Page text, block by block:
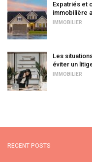
Expatriés et
immobilière
IMMOBILIER
Les
éviter un
IMMOBILIER
RECENT POSTS